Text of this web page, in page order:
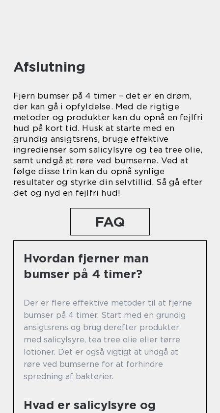
Afslutning
Fjern bumser på 4 timer – det er en drøm,
der kan gå i opfyldelse. Med de rigtige
metoder og produkter kan du opnå en fejlfri
hud på kort tid. Husk at starte med en
grundig ansigtsrens, bruge effektive
ingredienser som salicylsyre og tea tree olie,
samt undgå at røre ved bumserne. Ved at
følge disse trin kan du opnå synlige
resultater og styrke din selvtillid. Så gå efter
det og nyd en fejlfri hud!
FAQ
Hvordan fjerner man
bumser på 4 timer?
Der er flere effektive metoder til at fjerne
bumser på 4 timer. Start med en grundig
ansigtsrens og brug derefter produkter
med salicylsyre, tea tree olie eller tørre
lotioner. Det er også vigtigt at undgå at
røre ved bumserne for at forhindre
spredning af bakterier.
Hvad er salicylsyre og